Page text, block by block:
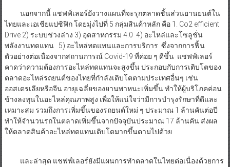
นอกจากนี้ แชฟฟ์เลอร์ยังวางแผนที่จะรุกตลาดชิ้นส่วนยานยนต์ใน
ไทยและเอเชียแปซิฟิก โดยมุ่งไปที่ 5 กลุ่มสินค้าหลัก คือ 1. Co2 efficient
Drive 2) ระบบช่วงล่าง 3) อุตสาหกรรม 4.0 4) อะไหล่และโซลูชั่น
พลังงานทดแทน 5) อะไหล่ทดแทนและการบริการ ซึ่งจากการฟื้น
ตัวอย่างต่อเนื่องจากสถานการณ์ Covid-19 ที่ค่อย ๆ ดีขึ้น แชฟฟ์เลอร์
คาดว่าความต้องการอะไหล่ทดแทนจะสูงขึ้น ประกอบกับการเติบโตของ
ตลาดอะไหล่รถยนต์ของไทยที่กำลังเติบโตตามประเทศอื่นๆ เช่น
ออสเตรเลียหรือจีน อายุเฉลี่ยของยานพาหนะเพิ่มขึ้น ทำให้ผู้บริโภคค่อน
ข้างลงทุนในอะไหล่คุณภาพสูง เพื่อให้แน่ใจว่ามีการบำรุงรักษาที่ดีและ
เหมาะสม รวมถึงการเพิ่มขึ้นของรถยนต์ใหม่ ๆ ประมาณ 1 ล้านคันต่อปี
ทำให้จำนวนรถในตลาดเพิ่มขึ้นจากปัจจุบันประมาณ 17 ล้านคัน ส่งผล
ให้ตลาดสินค้าอะไหล่ทดแทนเติบโตมากขึ้นตามไปด้วย
และล่าสุด แชฟฟ์เลอร์ยังมีแผนการทำตลาดในไทยต่อเนื่องด้วยการ